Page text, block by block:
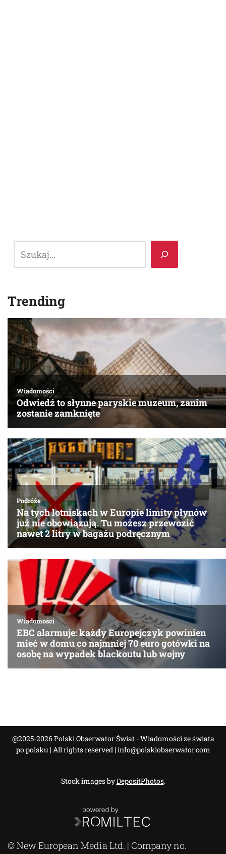
Trending
@2025-2026 Polski Obserwator Świat - Wiadomości ze świata
po polsku | All rights reserved | info@polskiobserwator.com
Stock images byDepositPhotos.
© New European Media Ltd. | Company no.